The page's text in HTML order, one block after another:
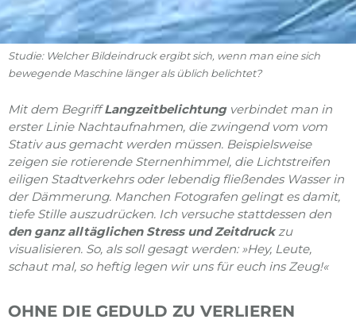
Studie: Welcher Bildeindruck ergibt sich, wenn man eine sich
bewegende Maschine länger als üblich belichtet?
Mit dem BegriffLangzeitbelichtungverbindet man in
erster Linie Nachtaufnahmen, die zwingend vom vom
Stativ aus gemacht werden müssen. Beispielsweise
zeigen sie rotierende Sternenhimmel, die Lichtstreifen
eiligen Stadtverkehrs oder lebendig fließendes Wasser in
der Dämmerung. Manchen Fotografen gelingt es damit,
tiefe Stille auszudrücken. Ich versuche stattdessen den
den ganz alltäglichen Stress und Zeitdruckzu
visualisieren. So, als soll gesagt werden: »Hey, Leute,
schaut mal, so heftig legen wir uns für euch ins Zeug!«
OHNE DIE GEDULD ZU VERLIEREN